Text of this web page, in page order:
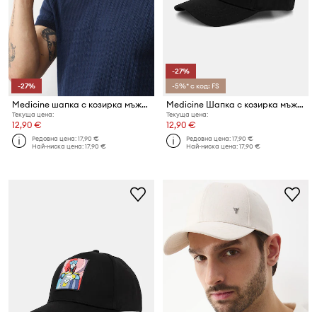
-27%
Medicine шапка с козирка мъжка
Текуща цена:
12,90 €
Редовна цена:17,90 €
Най-ниска цена:17,90 €
-27%
-5%* с код: FS
Medicine Шапка с козирка мъжка памучна
Текуща цена:
12,90 €
Редовна цена:17,90 €
Най-ниска цена:17,90 €